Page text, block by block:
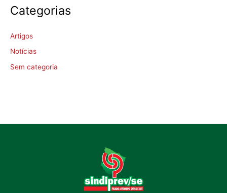
Categorias
Artigos
Notícias
Sem categoria